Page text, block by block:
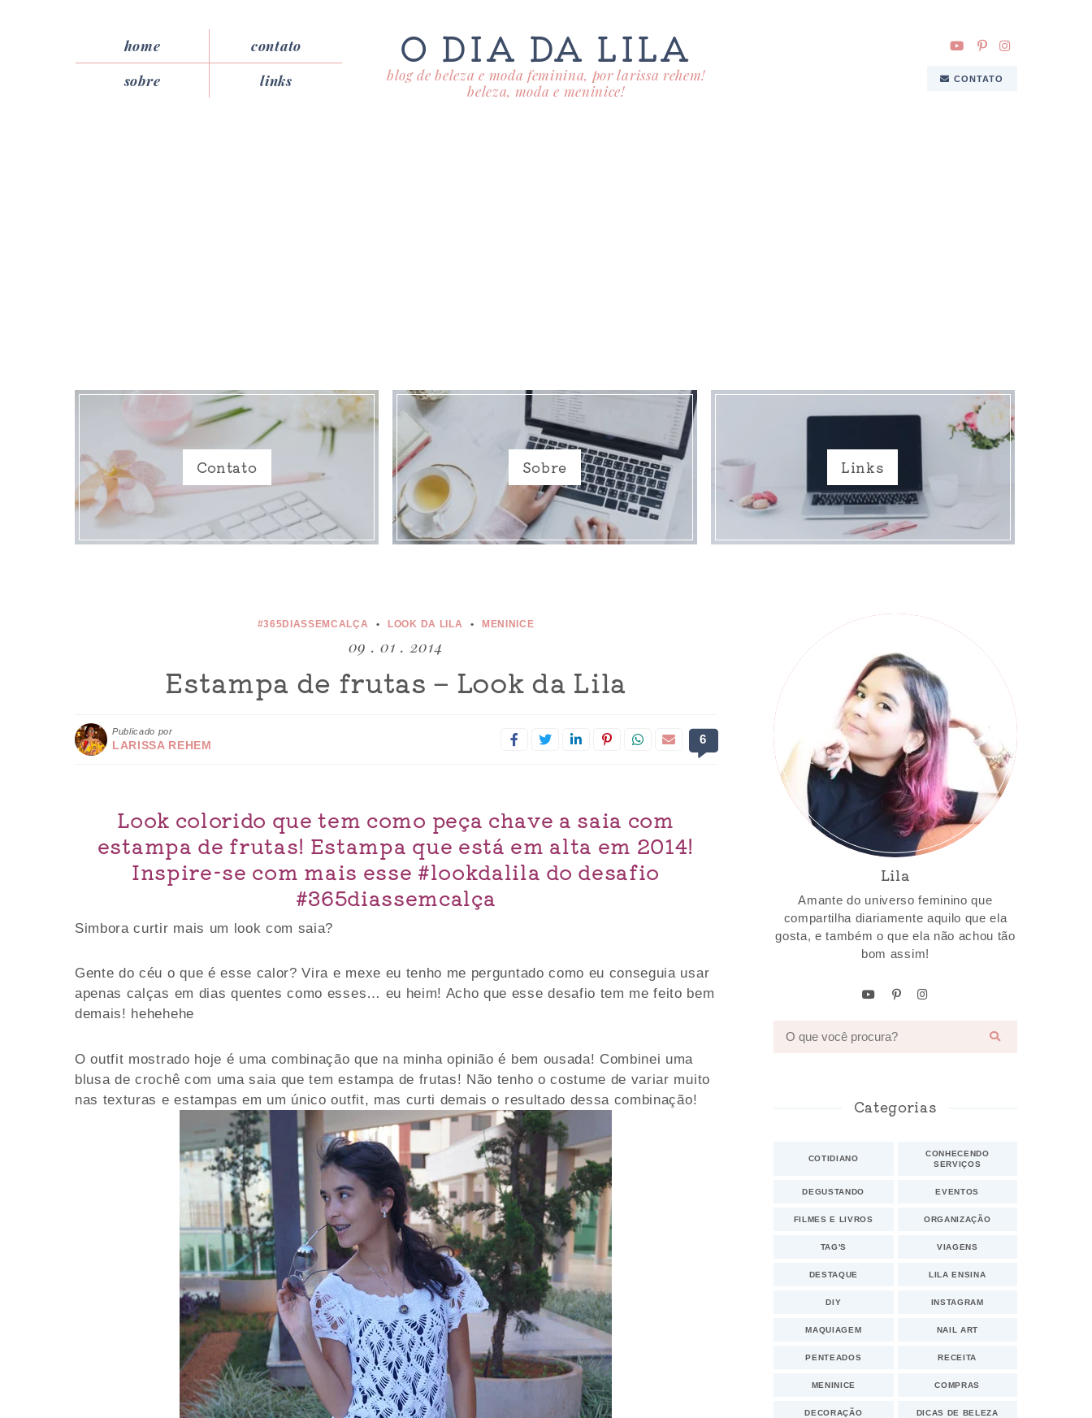
home
contato
sobre
links
O DIA DA LILA
blog de beleza e moda feminina, por larissa rehem!
beleza, moda e meninice!
CONTATO
Contato Sobre Links
#365DIASSEMCALÇA LOOK DA LILA MENINICE
09 . 01 . 2014
Estampa de frutas – Look da Lila
Publicado por
LARISSA REHEM 6
Look colorido que tem como peça chave a saia com
estampa de frutas! Estampa que está em alta em 2014!
Inspire-se com mais esse #lookdalila do desafio
#365diassemcalça
Simbora curtir mais um look com saia?
Gente do céu o que é esse calor? Vira e mexe eu tenho me perguntado como eu conseguia usar
apenas calças em dias quentes como esses… eu heim! Acho que esse desafio tem me feito bem
demais! hehehehe
O outfit mostrado hoje é uma combinação que na minha opinião é bem ousada! Combinei uma
blusa de crochê com uma saia que tem estampa de frutas! Não tenho o costume de variar muito
nas texturas e estampas em um único outfit, mas curti demais o resultado dessa combinação!
Lila
Amante do universo feminino que
compartilha diariamente aquilo que ela
gosta, e também o que ela não achou tão
bom assim!
Categorias
COTIDIANO
CONHECENDO
SERVIÇOS
DEGUSTANDO EVENTOS
FILMES E LIVROS ORGANIZAÇÃO
TAG'S VIAGENS
DESTAQUE LILA ENSINA
DIY INSTAGRAM
MAQUIAGEM NAIL ART
PENTEADOS RECEITA
MENINICE COMPRAS
DECORAÇÃO DICAS DE BELEZA